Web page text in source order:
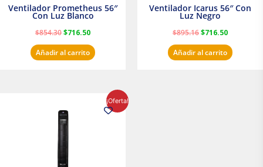
Ventilador Prometheus 56″
Con Luz Blanco
$854.30$716.50
Añadir al carrito
Ventilador Icarus 56″ Con
Luz Negro
$895.16$716.50
Añadir al carrito
¡Oferta!
original
era:
precio
actual